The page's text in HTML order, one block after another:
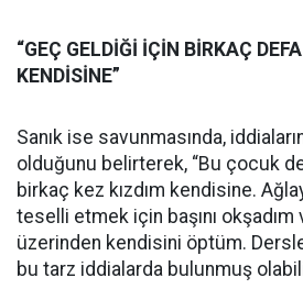
“GEÇ GELDİĞİ İÇİN BİRKAÇ
KENDİSİNE”
Sanık ise savunmasında,
olduğunu belirterek, “Bu çocuk
birkaç kez kızdım kendisine.
teselli etmek için başını
üzerinden kendisini öptüm.
bu tarz iddialarda bulunmuş